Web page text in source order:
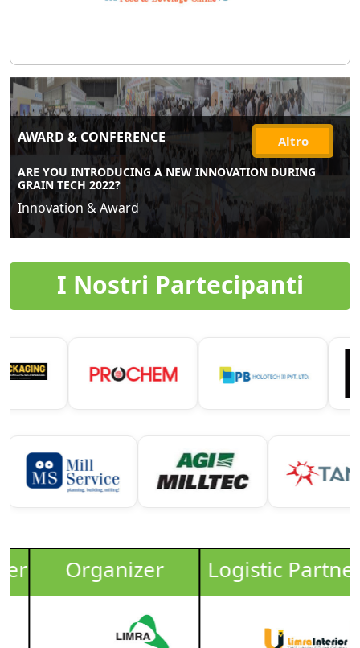
AWARD & CONFERENCE Altro
ARE YOU INTRODUCING A NEW INNOVATION DURING
GRAIN TECH 2022?
Innovation & Award
I Nostri Partecipanti
Organizer Logistic Partner